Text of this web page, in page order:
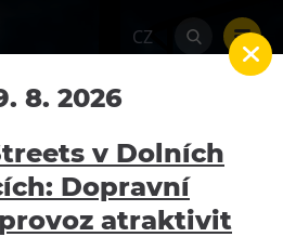
CZ
– Elis Mraz –
akcí
Program U6 – Elis
8. 2026
v Dolních
Dopravní
atraktivit